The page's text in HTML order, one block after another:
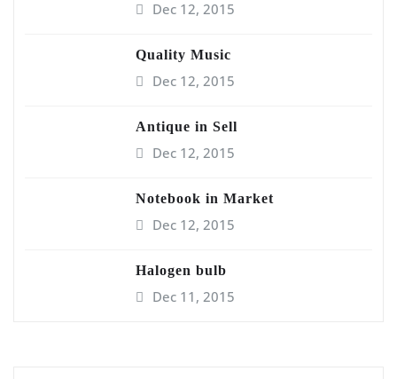
Dec 12, 2015
Quality Music
Dec 12, 2015
Antique in Sell
Dec 12, 2015
Notebook in Market
Dec 12, 2015
Halogen bulb
Dec 11, 2015